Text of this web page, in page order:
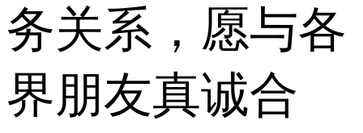
务关系，愿与各
界朋友真诚合